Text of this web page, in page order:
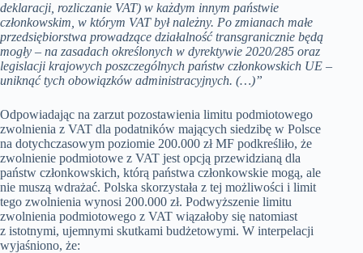
deklaracji, rozliczanie VAT) w każdym innym państwie
członkowskim, w którym VAT był należny. Po zmianach małe
przedsiębiorstwa prowadzące działalność transgranicznie będą
mogły – na zasadach określonych w dyrektywie 2020/285 oraz
legislacji krajowych poszczególnych państw członkowskich UE –
uniknąć tych obowiązków administracyjnych. (…)”
Odpowiadając na zarzut pozostawienia limitu podmiotowego
zwolnienia z VAT dla podatników mających siedzibę w Polsce
na dotychczasowym poziomie 200.000 zł MF podkreśliło, że
zwolnienie podmiotowe z VAT jest opcją przewidzianą dla
państw członkowskich, którą państwa członkowskie mogą, ale
nie muszą wdrażać. Polska skorzystała z tej możliwości i limit
tego zwolnienia wynosi 200.000 zł. Podwyższenie limitu
zwolnienia podmiotowego z VAT wiązałoby się natomiast
z istotnymi, ujemnymi skutkami budżetowymi. W interpelacji
wyjaśniono, że: